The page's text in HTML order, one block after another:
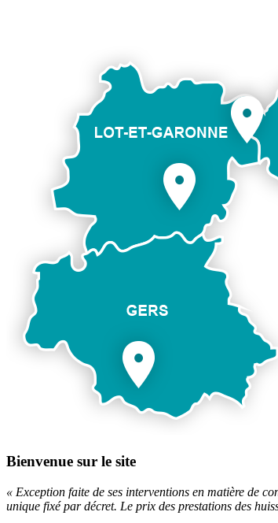
Bienvenue sur le site
« Exception faite de ses interventions en matière de
unique fixé par décret. Le prix des prestations des